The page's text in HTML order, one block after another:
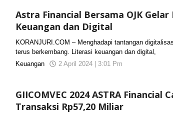
Astra Financial Bersama OJK
Keuangan dan Digital
KORANJURI.COM – Menghadapi tantangan
terus berkembang. Literasi keuangan dan digital,
Keuangan
2 April 2024 | 3:01 Pm
GIICOMVEC 2024 ASTRA Financial
Transaksi Rp57,20 Miliar